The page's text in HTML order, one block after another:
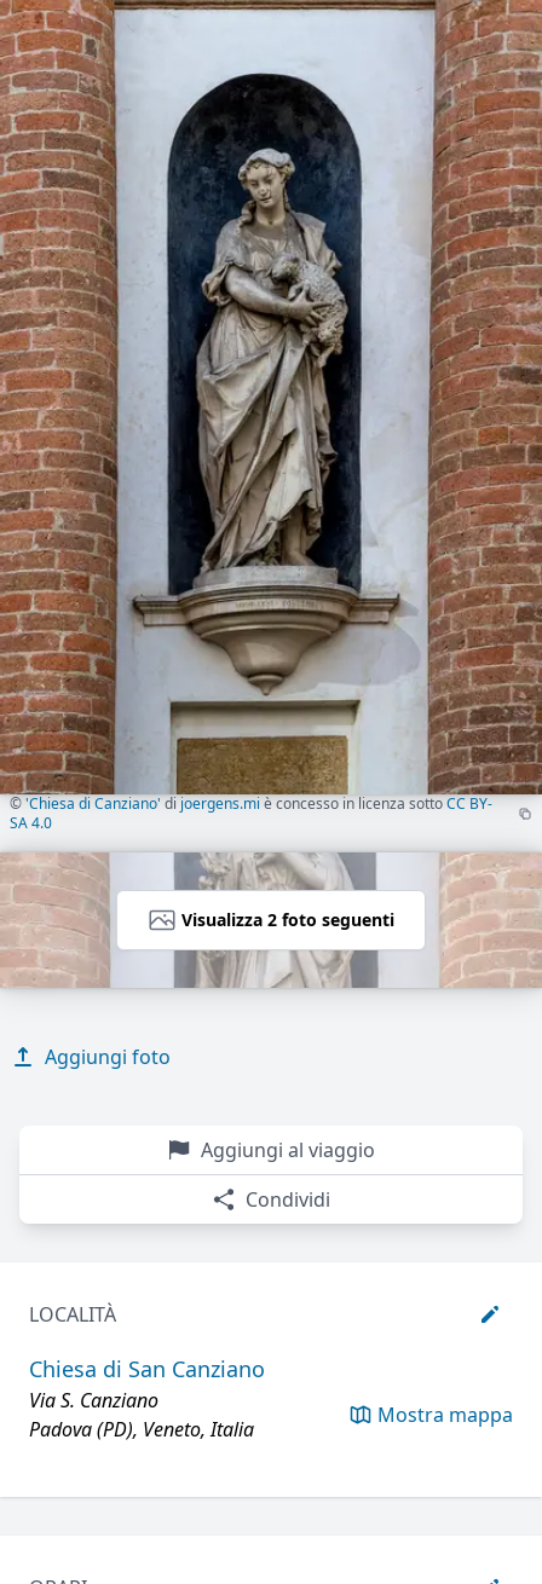
©'Chiesa di Canziano'dijoergens.miè concesso in licenza sottoCC BY-
SA 4.0
Visualizza 2 foto seguenti
Aggiungi foto
Aggiungi al viaggio
Condividi
LOCALITÀ
Chiesa di San Canziano
Via S. Canziano
Padova (PD), Veneto, Italia
Mostra mappa